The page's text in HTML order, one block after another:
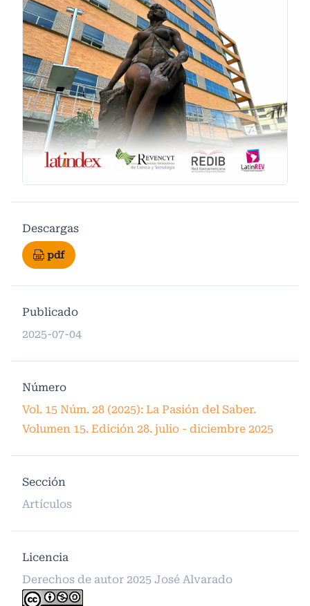
Descargas
pdf
Publicado
2025-07-04
Número
Vol. 15 Núm. 28 (2025): La Pasión del Saber.
Volumen 15. Edición 28. julio - diciembre 2025
Sección
Artículos
Licencia
Derechos de autor 2025 José Alvarado